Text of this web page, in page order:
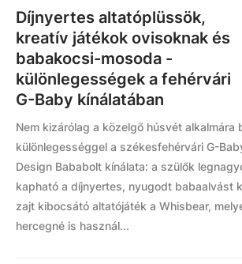
Díjnyertes altatóplüssök,
kreatív játékok ovisoknak és
babakocsi-mosoda -
különlegességek a fehérvári
G-Baby kínálatában
Nem kizárólag a közelgő húsvét alkalmára
különlegességgel a székesfehérvári G-
Design Bababolt kínálata: a szülők
kapható a díjnyertes, nyugodt babaalvást
zajt kibocsátó altatójáték a Whisbear,
hercegné is használ...